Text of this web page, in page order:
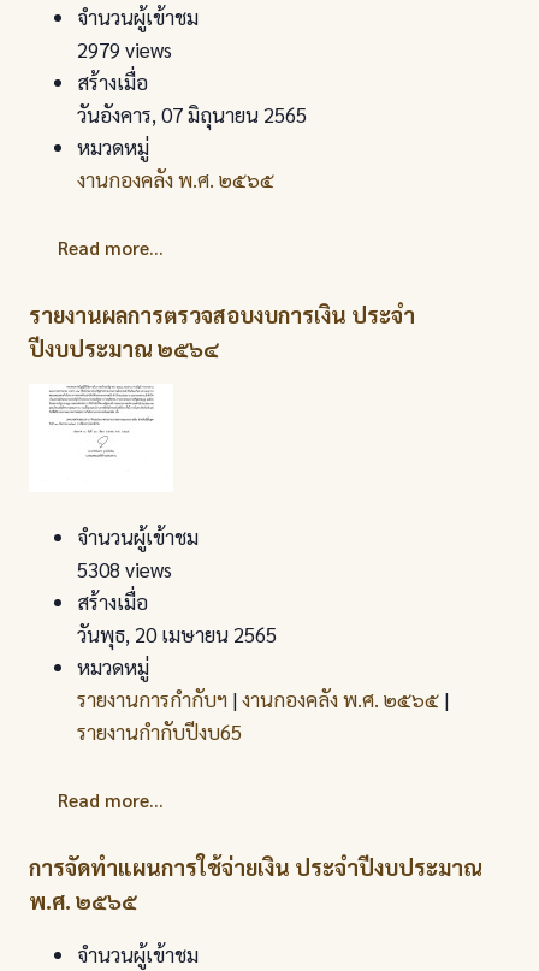
จำนวนผู้เข้าชม
2979 views
สร้างเมื่อ
วันอังคาร, 07 มิถุนายน 2565
หมวดหมู่
งานกองคลัง พ.ศ. ๒๕๖๕
Read more...
รายงานผลการตรวจสอบงบการเงิน ประจำ
ปีงบประมาณ ๒๕๖๔
จำนวนผู้เข้าชม
5308 views
สร้างเมื่อ
วันพุธ, 20 เมษายน 2565
หมวดหมู่
รายงานการกำกับฯ |งานกองคลัง พ.ศ. ๒๕๖๕ |
รายงานกำกับปีงบ65
Read more...
การจัดทําแผนการใช้จ่ายเงิน ประจําปีงบประมาณ
พ.ศ. ๒๕๖๕
จำนวนผู้เข้าชม